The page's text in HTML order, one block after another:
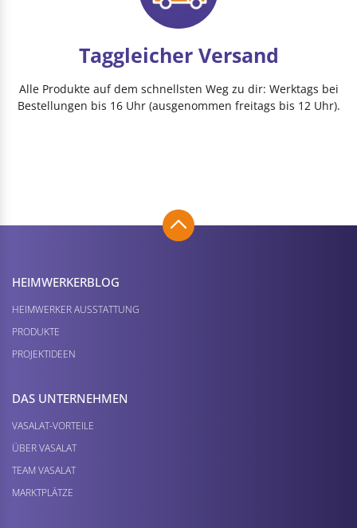
Taggleicher Versand
Alle Produkte auf dem schnellsten Weg zu dir: Werktags bei
Bestellungen bis 16 Uhr (ausgenommen freitags bis 12 Uhr).
HEIMWERKER­BLOG
HEIMWERKER AUSSTATTUNG
PRODUKTE
PROJEKTIDEEN
DAS UNTERNEHMEN
VASALAT-VORTEILE
ÜBER VASALAT
TEAM VASALAT
MARKTPLÄTZE